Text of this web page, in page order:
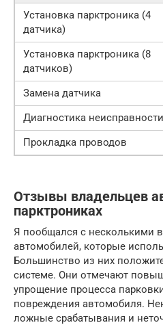
Установка парктроника (4
датчика)
Установка парктроника (8
датчиков)
Замена датчика
Диагностика неисправности
Прокладка проводов
Отзывы владельцев
парктрониках
Я пообщался с несколькими
автомобилей, которые
Большинство из них
системе. Они отмечают
упрощение процесса
повреждения автомобиля.
ложные срабатывания и